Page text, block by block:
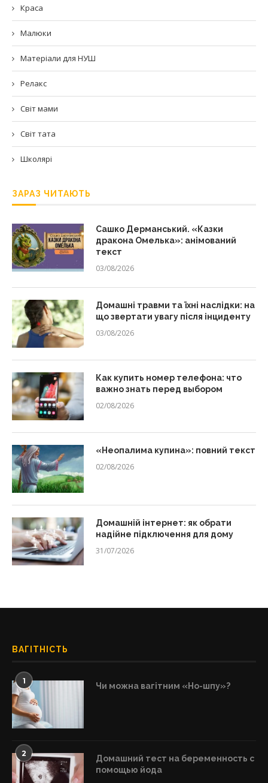
Краса
Малюки
Матеріали для НУШ
Релакс
Світ мами
Світ тата
Школярі
ЗАРАЗ ЧИТАЮТЬ
Сашко Дерманський. «Казки
дракона Омелька»: анімований
текст
03/08/2026
Домашні травми та їхні наслідки: на
що звертати увагу після інциденту
03/08/2026
Как купить номер телефона: что
важно знать перед выбором
02/08/2026
«Неопалима купина»: повний текст
02/08/2026
Домашній інтернет: як обрати
надійне підключення для дому
31/07/2026
ВАГІТНІСТЬ
1 Чи можна вагітним «Но-шпу»?
2
Домашний тест на беременность с
помощью йода